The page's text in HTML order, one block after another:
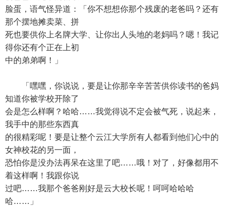
脸蛋，语气怪异道：「你不想想你那个残废的老爸吗？还有
那个摆地摊卖菜、拼
死也要供你上名牌大学、让你出人头地的老妈吗？嗯！我记
得你还有个正在上初
中的弟弟啊！」
「嘿嘿，你说说，要是让你那辛辛苦苦供你读书的爸妈
知道你被学校开除了
会是怎么样啊？哈哈……我觉得说不定会被气死，说起来，
我手中的那些东西真
的很精彩呢！要是让整个云江大学所有人都看到他们心中的
女神校花的另一面，
恐怕你是没办法再呆在这里了吧……哦！对了，好像都用不
着这样啊！我跟你说
过吧……我那个爸爸刚好是云大校长呢！呵呵哈哈哈
哈……」